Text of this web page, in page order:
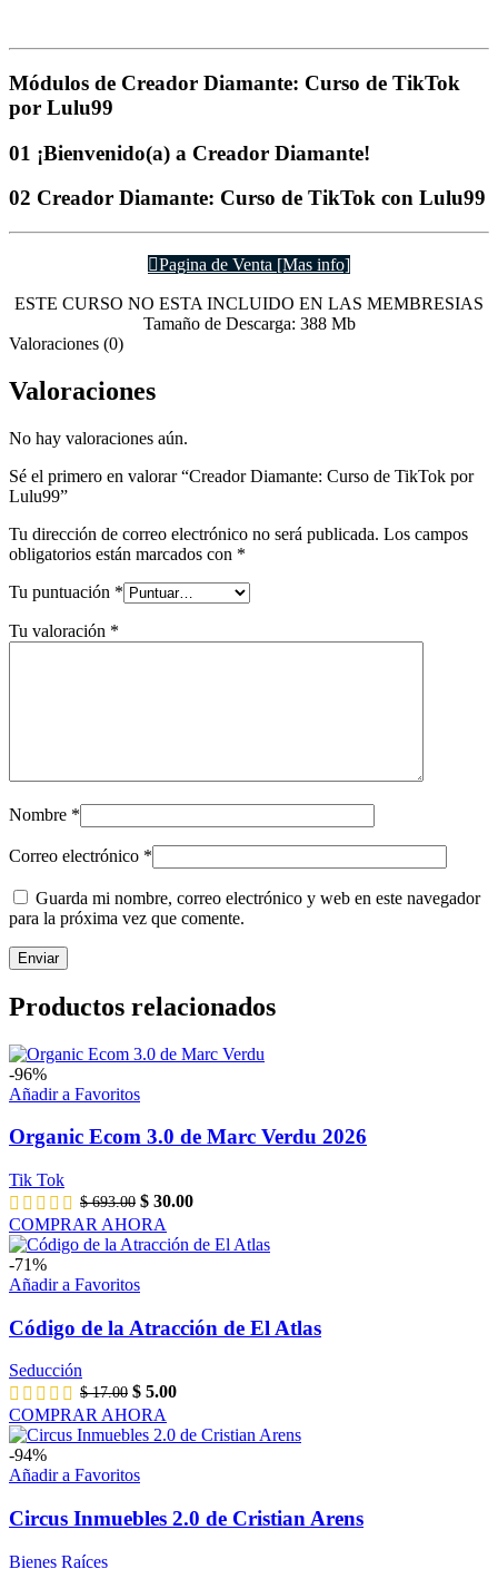
Módulos de Creador Diamante: Curso de TikTok
por Lulu99
01 ¡Bienvenido(a) a Creador Diamante!
02 Creador Diamante: Curso de TikTok con Lulu99
Pagina de Venta [Mas info]
ESTE CURSO NO ESTA INCLUIDO EN LAS MEMBRESIAS
Tamaño de Descarga: 388 Mb
Valoraciones (0)
Valoraciones
No hay valoraciones aún.
Sé el primero en valorar “Creador Diamante: Curso de TikTok por
Lulu99”
Tu dirección de correo electrónico no será publicada. Los campos
obligatorios están marcados con *
Tu puntuación *
Tu valoración *
Nombre *
Correo electrónico *
Guarda mi nombre, correo electrónico y web en este navegador
para la próxima vez que comente.
Productos relacionados
-96%
Añadir a Favoritos
Organic Ecom 3.0 de Marc Verdu 2026
Tik Tok
$693.00 El
precio
original
era:
$ 693.00.
$ 30.00El
actual
es:
COMPRAR AHORA
-71%
Añadir a Favoritos
Código de la Atracción de El Atlas
Seducción
$17.00 El
precio
original
$ 17.00.
$ 5.00El
actual
COMPRAR AHORA
-94%
Añadir a Favoritos
Circus Inmuebles 2.0 de Cristian Arens
Bienes Raíces